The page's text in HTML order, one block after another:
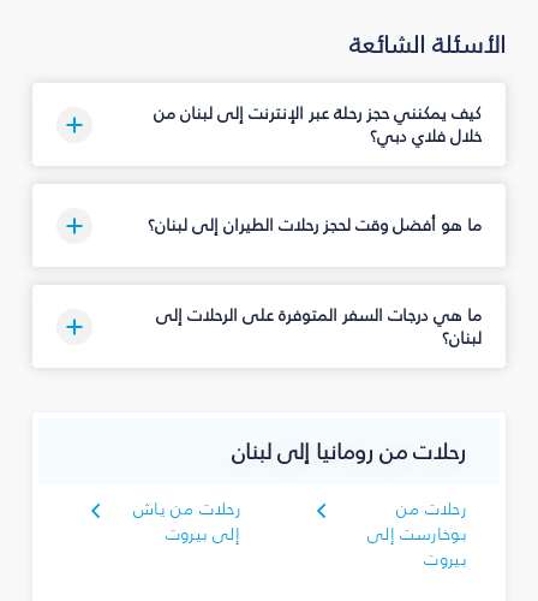
الأسئلة الشائعة
كيف يمكنني حجز رحلة عبر الإنترنت إلى لبنان من
خلال فلاي دبي؟
ما هو أفضل وقت لحجز رحلات الطيران إلى لبنان؟
ما هي درجات السفر المتوفرة على الرحلات إلى
لبنان؟
رحلات من رومانيا إلى لبنان
رحلات من
بوخارست إلى
بيروت
رحلات من ياش
إلى بيروت